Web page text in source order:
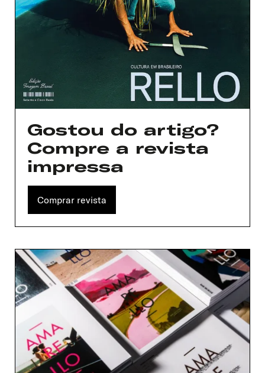
Gostou do artigo?
Compre a revista
impressa
Comprar revista
Nome de usuário ou endereço de e-
Lembrar-me